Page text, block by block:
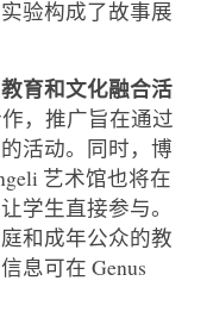
验构成了故事展
教育和文化融合活
，推广旨在通过
活动。同时，博
艺术馆也将在
学生直接参与。
和成年公众的教
息可在 Genus